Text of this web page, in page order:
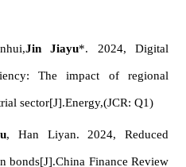
Jin Jiayu*. 2024, Digital
The impact of regional
sector[J].Energy,(JCR: Q1)
, Han Liyan. 2024, Reduced
bonds[J].China Finance Review